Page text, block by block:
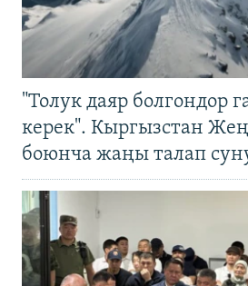
"Толук даяр болгондор
керек". Кыргызстан
боюнча жаңы талап